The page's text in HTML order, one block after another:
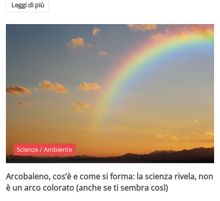
Leggi di più
Scienze / Ambiente
Arcobaleno, cos’è e come si forma: la scienza rivela, non
è un arco colorato (anche se ti sembra così)